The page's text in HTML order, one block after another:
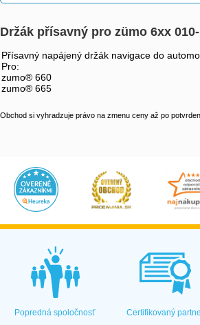
Držák přísavný pro zümo 6xx 010-
Přísavný napájený držák navigace do
Pro:
zumo® 660
zumo® 665
Obchod si vyhradzuje právo na zmenu ceny až po
Popredná spoločnosť Certifikovaný